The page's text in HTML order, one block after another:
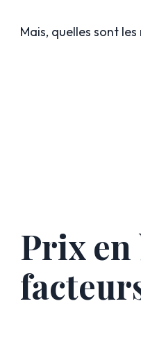
Mais, quelles sont les
Prix en